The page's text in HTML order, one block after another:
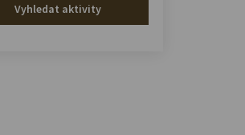
Vyhledat aktivity